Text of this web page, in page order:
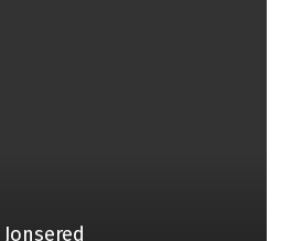
Jonsered